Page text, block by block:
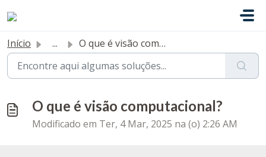
Início ... O que é visão computacional?
O que é visão computacional?
Modificado em Ter, 4 Mar, 2025 na (o) 2:26 AM